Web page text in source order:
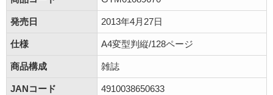
発売日 2013年4月27日
仕様 A4変型判縦/128ページ
商品構成 雑誌
JANコード 4910038650633